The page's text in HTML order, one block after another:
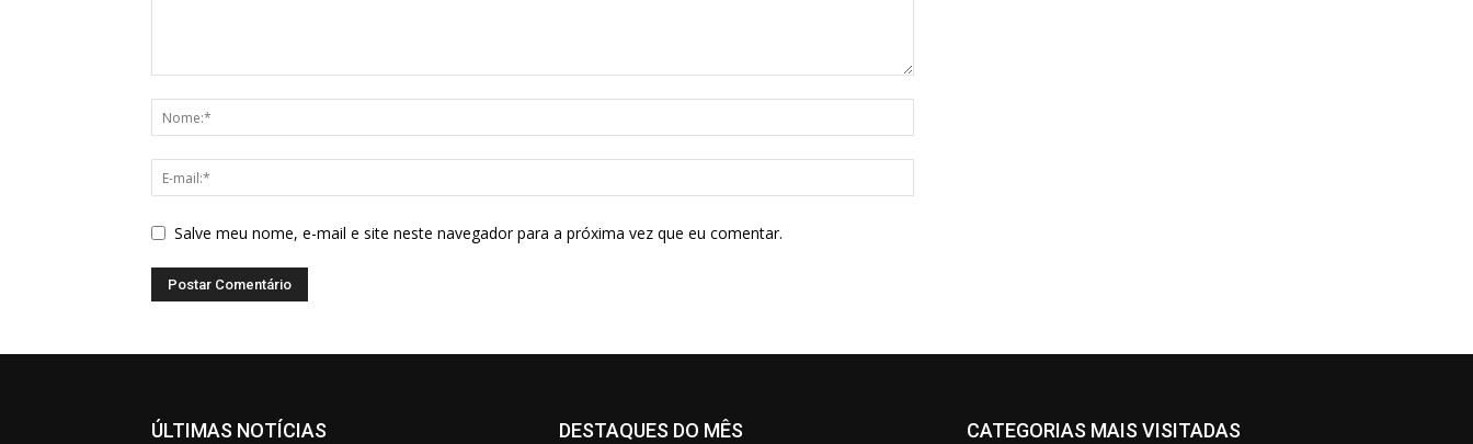
Salve meu nome, e-mail e site neste navegador para a próxima vez que eu comentar.
ÚLTIMAS NOTÍCIAS DESTAQUES DO MÊS CATEGORIAS MAIS VISITADAS